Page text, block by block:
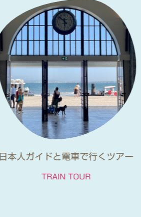
日本人ガイドと電車で行くツアー
TRAIN TOUR